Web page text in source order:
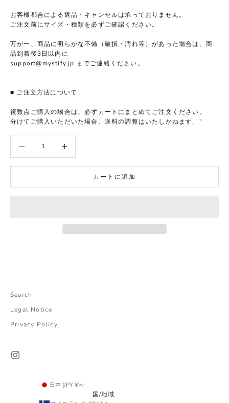
お客様都合による返品・キャンセルは承っておりません。
ご注文前にサイズ・種類を必ずご確認ください。
万が一、商品に明らかな不備（破損・汚れ等）があった場合は、商
品到着後3日以内に
support@mystify.jp までご連絡ください。
■ ご注文方法について
複数点ご購入の場合は、必ずカートにまとめてご注文ください。
分けてご購入いただいた場合、送料の調整はいたしかねます。"
カートに追加
Search
Legal Notice
Privacy Policy
日本 (JPY ¥)
国/地域